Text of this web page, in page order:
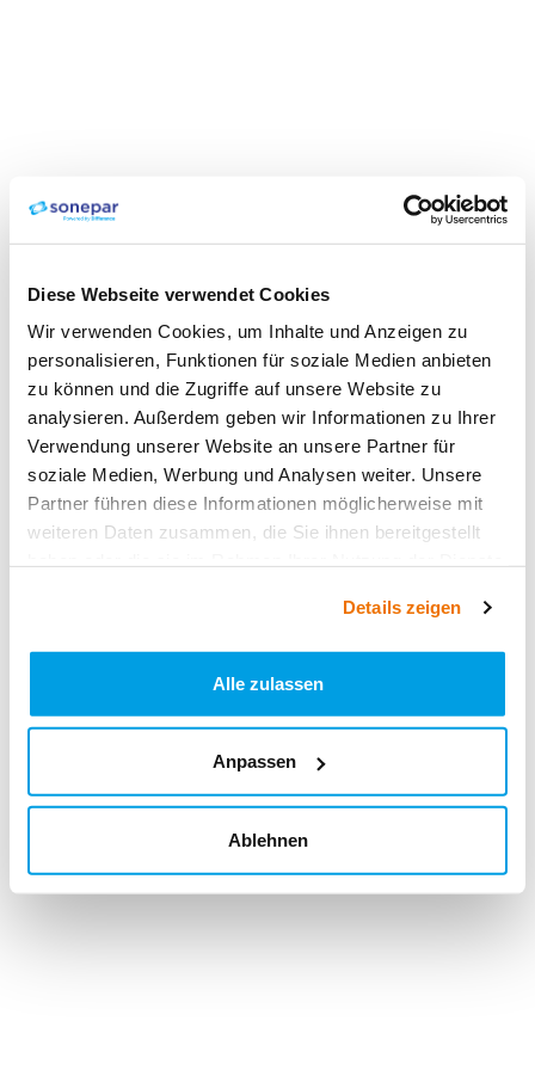
Diese Webseite verwendet Cookies
Wir verwenden Cookies, um Inhalte und Anzeigen zu
personalisieren, Funktionen für soziale Medien anbieten
zu können und die Zugriffe auf unsere Website zu
analysieren. Außerdem geben wir Informationen zu Ihrer
Verwendung unserer Website an unsere Partner für
soziale Medien, Werbung und Analysen weiter. Unsere
Partner führen diese Informationen möglicherweise mit
weiteren Daten zusammen, die Sie ihnen bereitgestellt
Details zeigen
Alle zulassen
Anpassen
Ablehnen